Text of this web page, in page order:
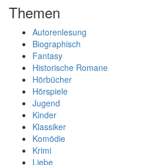
Themen
Autorenlesung
Biographisch
Fantasy
Historische Romane
Hörbücher
Hörspiele
Jugend
Kinder
Klassiker
Komödie
Krimi
Liebe